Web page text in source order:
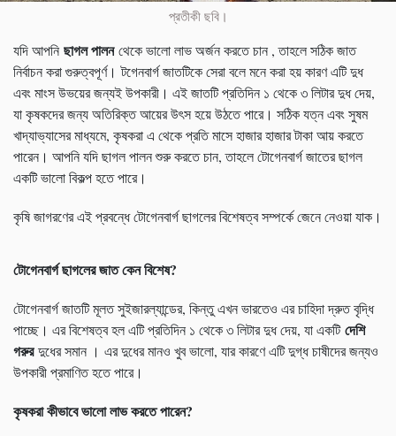
প্রতীকী ছবি।
যদি আপনি ছাগল পালনথেকে ভালো লাভ অর্জন করতে চান , তাহলে সঠিক জাত
নির্বাচন করা গুরুত্বপূর্ণ। টগেনবার্গ জাতটিকে সেরা বলে মনে করা হয় কারণ এটি দুধ
এবং মাংস উভয়ের জন্যই উপকারী। এই জাতটি প্রতিদিন ১ থেকে ৩ লিটার দুধ দেয়,
যা কৃষকদের জন্য অতিরিক্ত আয়ের উৎস হয়ে উঠতে পারে। সঠিক যত্ন এবং সুষম
খাদ্যাভ্যাসের মাধ্যমে, কৃষকরা এ থেকে প্রতি মাসে হাজার হাজার টাকা আয় করতে
পারেন। আপনি যদি ছাগল পালন শুরু করতে চান, তাহলে টোগেনবার্গ জাতের ছাগল
একটি ভালো বিকল্প হতে পারে।
কৃষি জাগরণের এই প্রবন্ধে টোগেনবার্গ ছাগলের বিশেষত্ব সম্পর্কে জেনে নেওয়া যাক।
টোগেনবার্গ ছাগলের জাত কেন বিশেষ?
টোগেনবার্গ জাতটি মূলত সুইজারল্যান্ডের, কিন্তু এখন ভারতেও এর চাহিদা দ্রুত বৃদ্ধি
পাচ্ছে। এর বিশেষত্ব হল এটি প্রতিদিন ১ থেকে ৩ লিটার দুধ দেয়, যা একটিদেশি
গরুরদুধের সমান । এর দুধের মানও খুব ভালো, যার কারণে এটি দুগ্ধ চাষীদের জন্যও
উপকারী প্রমাণিত হতে পারে।
কৃষকরা কীভাবে ভালো লাভ করতে পারেন?